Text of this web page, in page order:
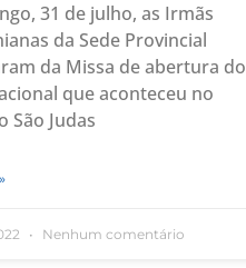
31 de julho, as Irmãs
da Sede Provincial
da Missa de abertura do
que aconteceu no
São Judas
Nenhum comentário